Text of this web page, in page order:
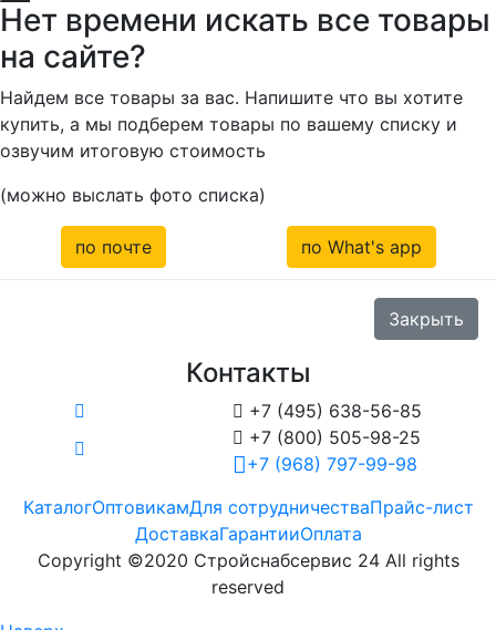
Нет времени искать все товары
на сайте?
Найдем все товары за вас. Напишите что вы хотите
купить, а мы подберем товары по вашему списку и
озвучим итоговую стоимость
(можно выслать фото списка)
по почте по What's app
Закрыть
Контакты
 +7 (495) 638-56-85
 +7 (800) 505-98-25
+7 (968) 797-99-98
КаталогОптовикамДля сотрудничестваПрайс-лист
ДоставкаГарантииОплата
Copyright ©2020 Стройснабсервис 24 All rights
reserved